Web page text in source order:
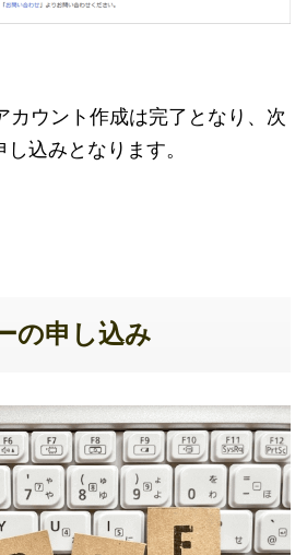
カウント作成は完了となり、次
込みとなります。
の申し込み